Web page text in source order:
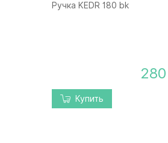
Ручка KEDR 180 bk
280
Купить